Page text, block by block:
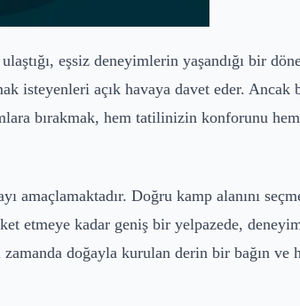
eşsiz deneyimlerin yaşandığı bir
isteyenleri açık havaya davet eder.
bırakmak, hem tatilinizin konforunu
amaçlamaktadır. Doğru kamp alanını
etmeye kadar geniş bir yelpazede,
doğayla kurulan derin bir bağın ve